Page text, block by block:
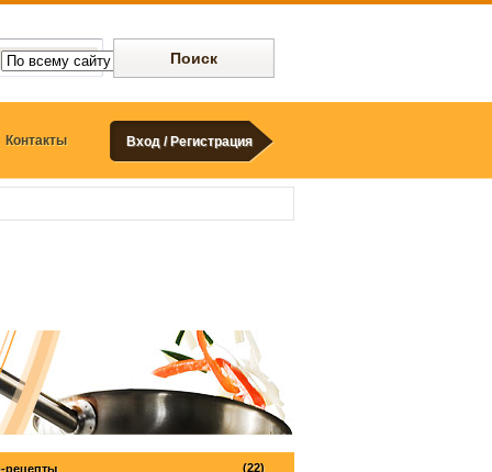
Контакты Вход / Регистрация
(22)
рецепты